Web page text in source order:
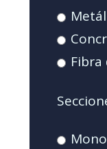
Metál
Fibra